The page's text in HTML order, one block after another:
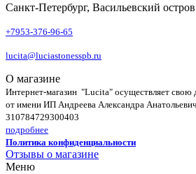
Санкт-Петербург, Васильевский остров
+7953-376-96-65
lucita@luciastonesspb.ru
О магазине
Интернет-магазин "Lucita" осуществляет свою
от имени ИП Андреева Александра
310784729300403
подробнее
Политика конфиденциальности
Отзывы о магазине
Меню